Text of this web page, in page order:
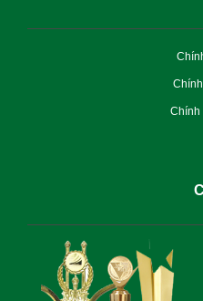
Chính